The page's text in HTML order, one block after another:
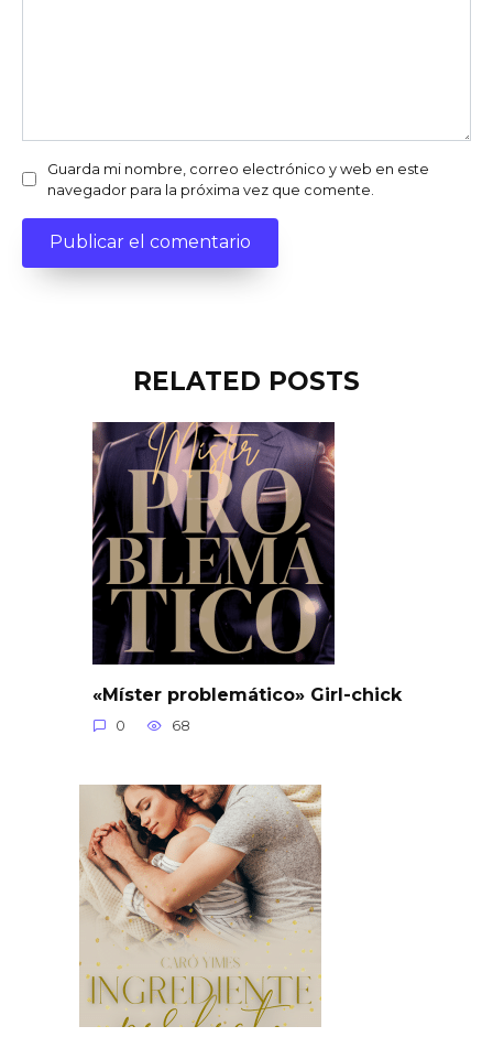
Guarda mi nombre, correo electrónico y web en este
navegador para la próxima vez que comente.
RELATED POSTS
«Míster problemático» Girl-chick
0 68